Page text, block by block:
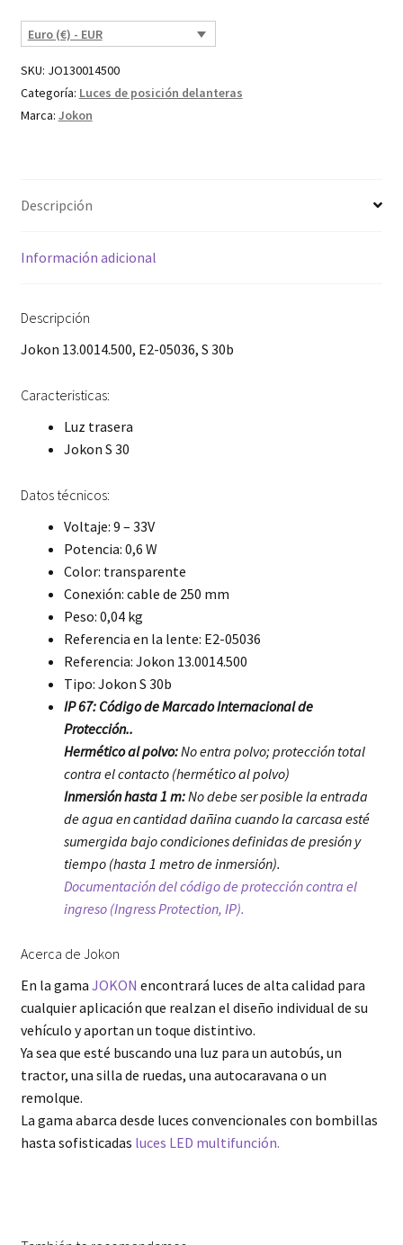
Euro (€) - EUR
SKU: JO130014500
Categoría: Luces de posición delanteras
Marca: Jokon
Descripción
Información adicional
Descripción
Jokon 13.0014.500, E2-05036, S 30b
Caracteristicas:
Luz trasera
Jokon S 30
Datos técnicos:
Voltaje: 9 – 33V
Potencia: 0,6 W
Color: transparente
Conexión: cable de 250 mm
Peso: 0,04 kg
Referencia en la lente: E2-05036
Referencia: Jokon 13.0014.500
Tipo: Jokon S 30b
IP 67: Código de Marcado Internacional de
Protección..
Hermético al polvo:No entra polvo; protección total
contra el contacto (hermético al polvo)
Inmersión hasta 1 m:No debe ser posible la entrada
de agua en cantidad dañina cuando la carcasa esté
sumergida bajo condiciones definidas de presión y
tiempo (hasta 1 metro de inmersión).
Documentación del código de protección contra el
ingreso (Ingress Protection, IP).
Acerca de Jokon
En la gama JOKON encontrará luces de alta calidad para
cualquier aplicación que realzan el diseño individual de su
vehículo y aportan un toque distintivo.
Ya sea que esté buscando una luz para un autobús, un
tractor, una silla de ruedas, una autocaravana o un
remolque.
La gama abarca desde luces convencionales con bombillas
hasta sofisticadas luces LED multifunción.